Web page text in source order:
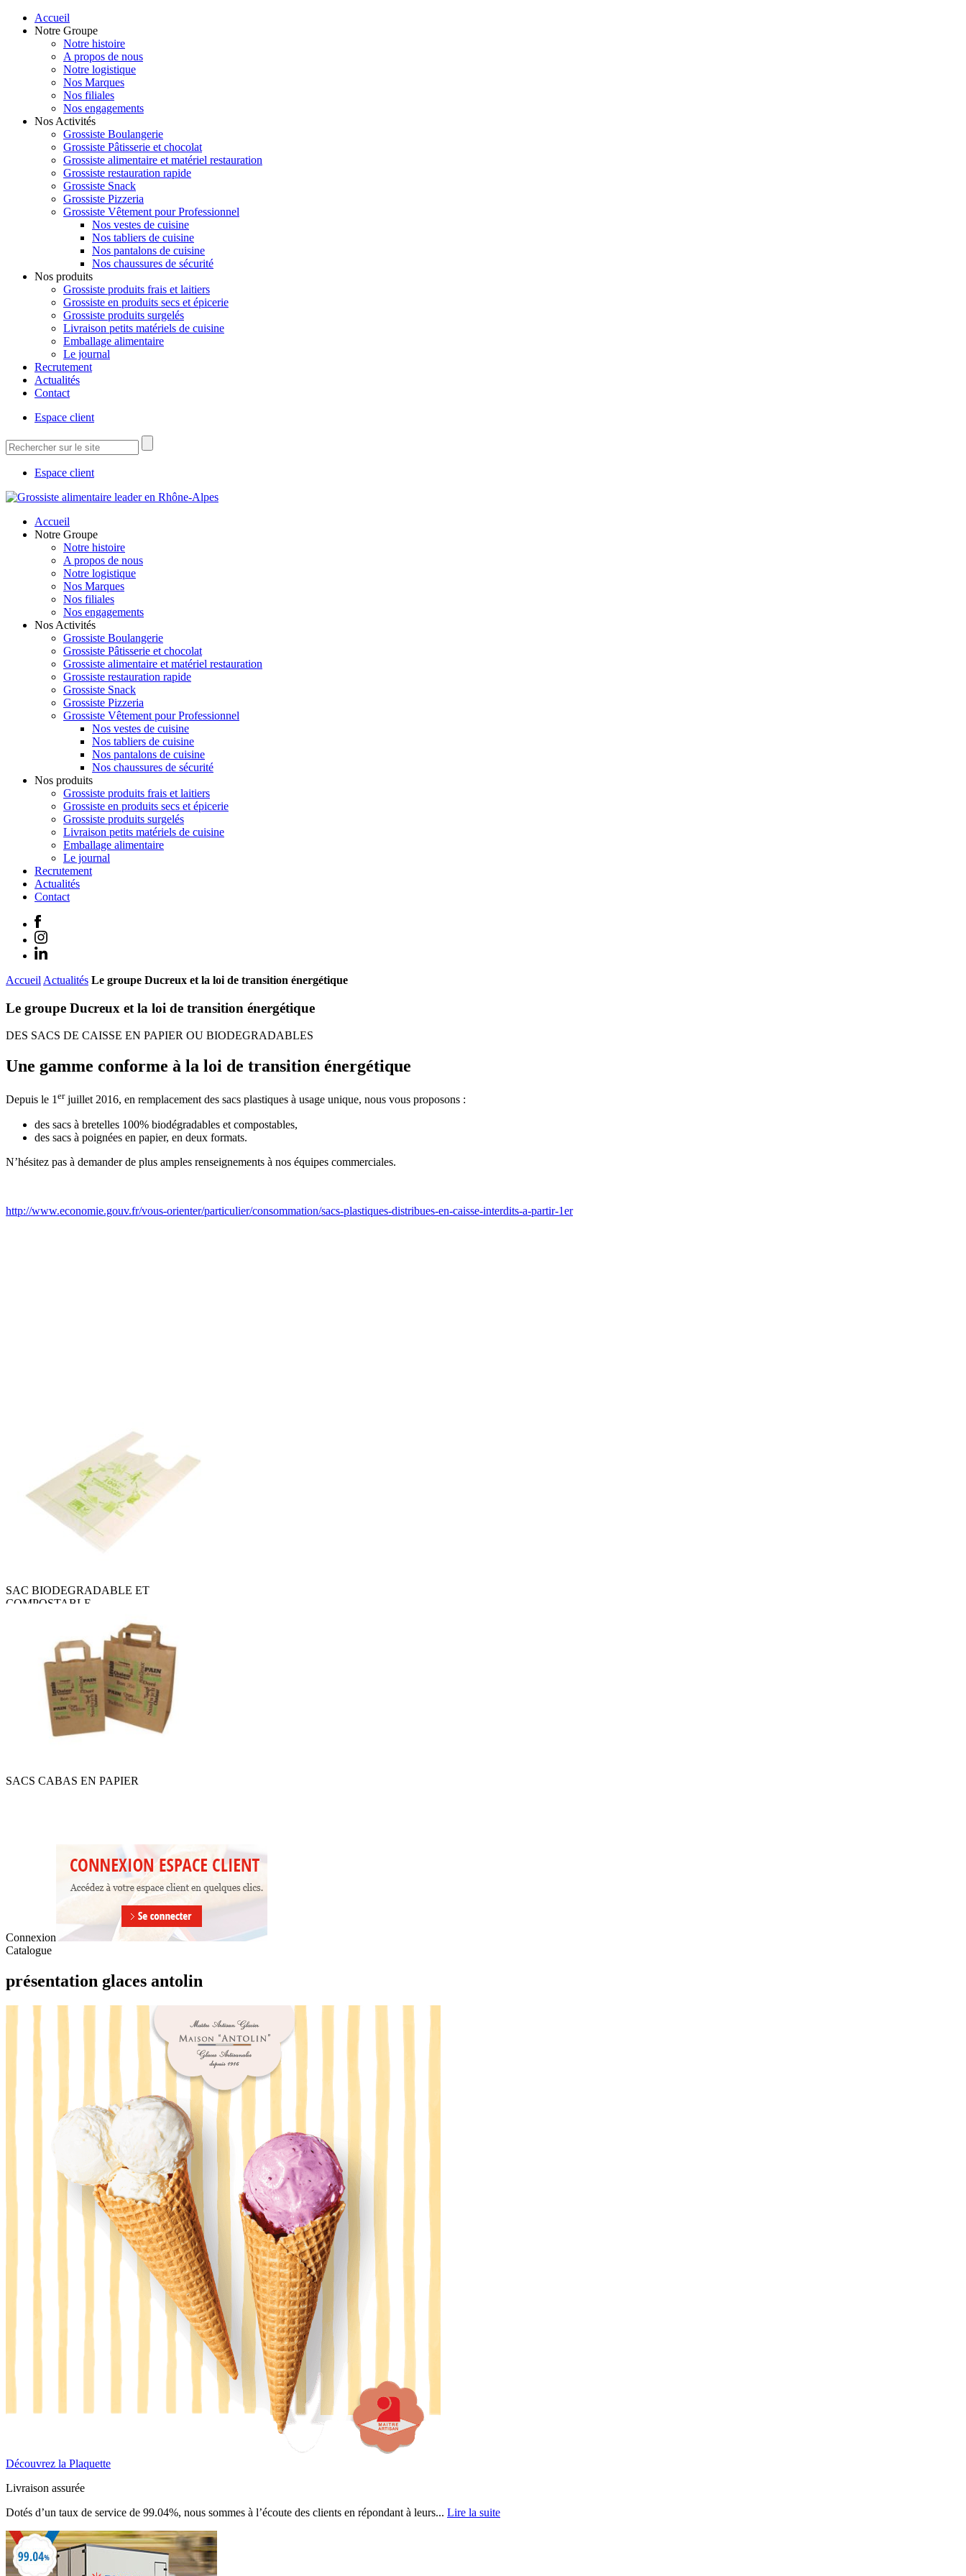
Accueil
Notre Groupe
Notre histoire
A propos de nous
Notre logistique
Nos Marques
Nos filiales
Nos engagements
Nos Activités
Grossiste Boulangerie
Grossiste Pâtisserie et chocolat
Grossiste alimentaire et matériel restauration
Grossiste restauration rapide
Grossiste Snack
Grossiste Pizzeria
Grossiste Vêtement pour Professionnel
Nos vestes de cuisine
Nos tabliers de cuisine
Nos pantalons de cuisine
Nos chaussures de sécurité
Nos produits
Grossiste produits frais et laitiers
Grossiste en produits secs et épicerie
Grossiste produits surgelés
Livraison petits matériels de cuisine
Emballage alimentaire
Le journal
Recrutement
Actualités
Contact
Espace client
Espace client
Accueil
Notre Groupe
Notre histoire
A propos de nous
Notre logistique
Nos Marques
Nos filiales
Nos engagements
Nos Activités
Grossiste Boulangerie
Grossiste Pâtisserie et chocolat
Grossiste alimentaire et matériel restauration
Grossiste restauration rapide
Grossiste Snack
Grossiste Pizzeria
Grossiste Vêtement pour Professionnel
Nos vestes de cuisine
Nos tabliers de cuisine
Nos pantalons de cuisine
Nos chaussures de sécurité
Nos produits
Grossiste produits frais et laitiers
Grossiste en produits secs et épicerie
Grossiste produits surgelés
Livraison petits matériels de cuisine
Emballage alimentaire
Le journal
Recrutement
Actualités
Contact
Accueil Actualités Le groupe Ducreux et la loi de transition énergétique
Le groupe Ducreux et la loi de transition énergétique
DES SACS DE CAISSE EN PAPIER OU BIODEGRADABLES
Une gamme conforme à la loi de transition énergétique
Depuis le 1erjuillet 2016, en remplacement des sacs plastiques à usage unique, nous vous proposons :
des sacs à bretelles 100% biodégradables et compostables,
des sacs à poignées en papier, en deux formats.
N’hésitez pas à demander de plus amples renseignements à nos équipes commerciales.
http://www.economie.gouv.fr/vous-orienter/particulier/consommation/sacs-plastiques-distribues-en-caisse-interdits-a-partir-1er
SAC BIODEGRADABLE ET
COMPOSTABLE
SACS CABAS EN PAPIER
Connexion
Catalogue
présentation glaces antolin
Découvrez la Plaquette
Livraison assurée
Dotés d’un taux de service de 99.04%, nous sommes à l’écoute des clients en répondant à leurs... Lire la suite